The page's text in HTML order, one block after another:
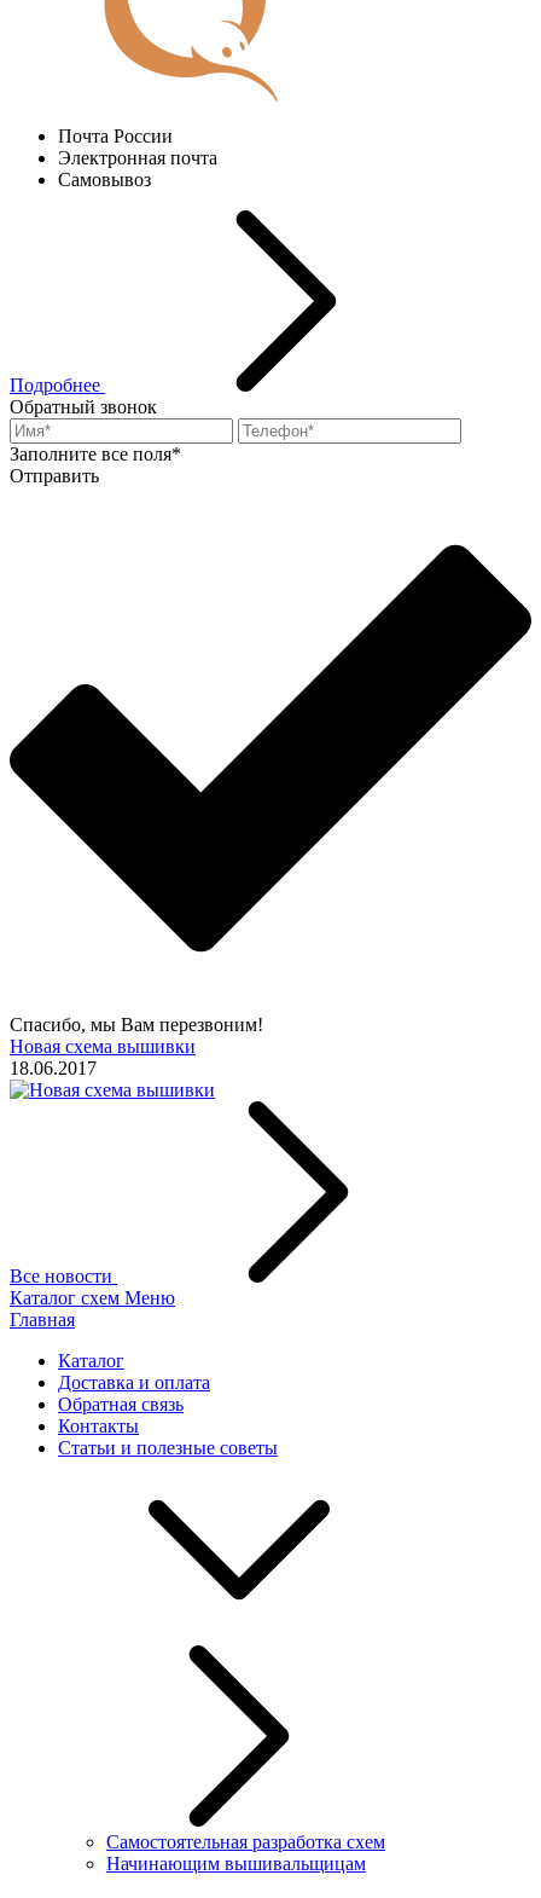
Почта России
Электронная почта
Самовывоз
Подробнее
Обратный звонок
Заполните все поля*
Отправить
Спасибо, мы Вам перезвоним!
Новая схема вышивки
18.06.2017
Все новости
Каталог схем Меню
Главная
Каталог
Доставка и оплата
Обратная связь
Контакты
Статьи и полезные советы
Самостоятельная разработка схем
Начинающим вышивальщицам